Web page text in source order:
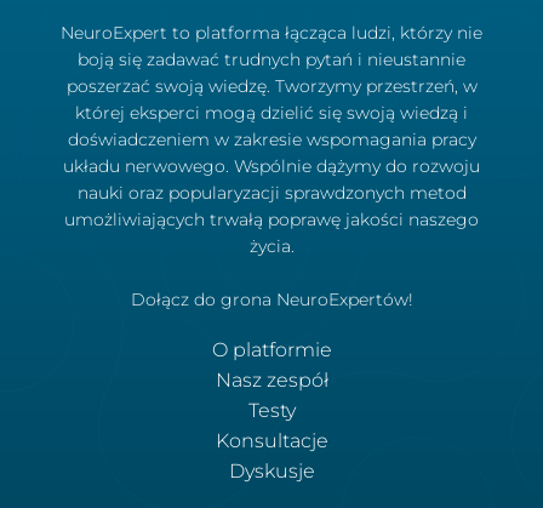
NeuroExpert to platforma łącząca ludzi, którzy nie
boją się zadawać trudnych pytań i nieustannie
poszerzać swoją wiedzę. Tworzymy przestrzeń, w
której eksperci mogą dzielić się swoją wiedzą i
doświadczeniem w zakresie wspomagania pracy
układu nerwowego. Wspólnie dążymy do rozwoju
nauki oraz popularyzacji sprawdzonych metod
umożliwiających trwałą poprawę jakości naszego
życia.
Dołącz do grona NeuroExpertów!
O platformie
Nasz zespół
Testy
Konsultacje
Dyskusje